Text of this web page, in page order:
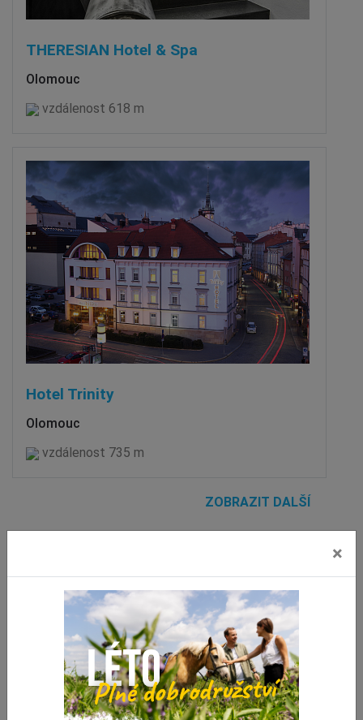
THERESIAN Hotel & Spa
Olomouc
vzdálenost 618 m
Hotel Trinity
Olomouc
vzdálenost 735 m
ZOBRAZIT DALŠÍ
×